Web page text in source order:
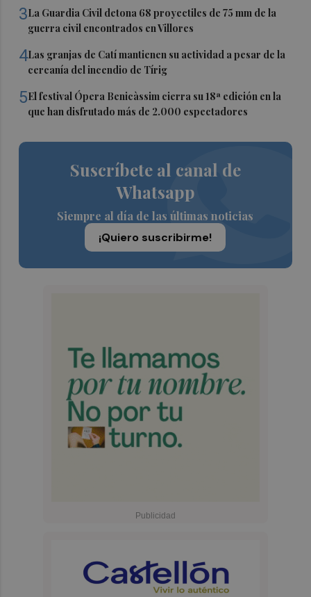
3La Guardia Civil detona 68 proyectiles de 75 mm de la
guerra civil encontrados en Villores
4Las granjas de Catí mantienen su actividad a pesar de la
cercanía del incendio de Tírig
5El festival Ópera Benicàssim cierra su 18ª edición en la
que han disfrutado más de 2.000 espectadores
Suscríbete al canal de
Whatsapp
Siempre al día de las últimas noticias
¡Quiero suscribirme!